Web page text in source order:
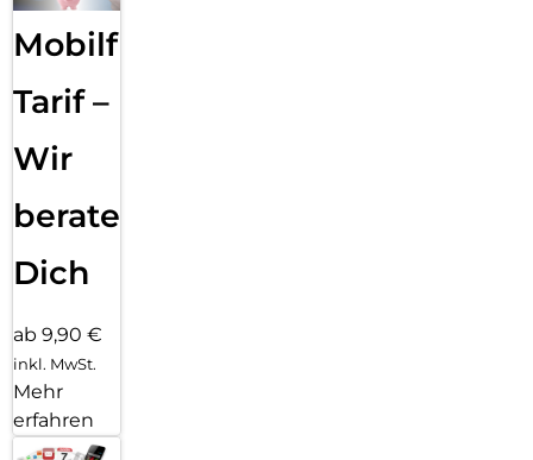
Mobilfunk
Tarif –
Wir
beraten
Dich
ab 9,90 €
inkl. MwSt.
Mehr
erfahren